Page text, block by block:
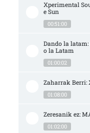
Xperimental
e Sun
00:51:00
Dando la latam:
o la Latam
01:00:02
Zaharrak Berri:
01:08:00
Zeresanik ez:
01:02:00